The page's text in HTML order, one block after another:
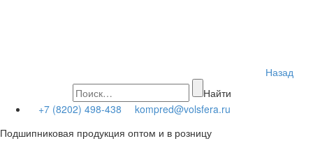
Назад
Найти
+7 (8202) 498-438
kompred@volsfera.ru
Подшипниковая продукция оптом и в розницу